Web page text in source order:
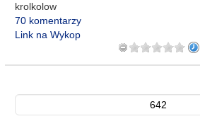
krolkolow
70 komentarzy
Link na Wykop
642